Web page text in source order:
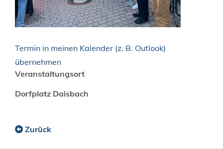
Termin in meinen Kalender (z. B. Outlook)
übernehmen
Veranstaltungsort
Dorfplatz Daisbach
Zurück